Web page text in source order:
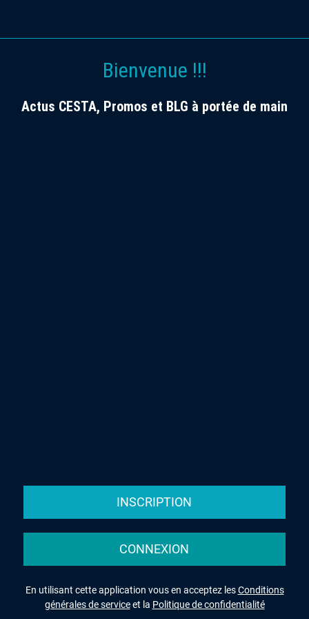
Bienvenue !!!
Actus CESTA, Promos et BLG à portée de main
INSCRIPTION
CONNEXION
En utilisant cette application vous en acceptez lesConditions
générales de serviceet la Politique de confidentialité